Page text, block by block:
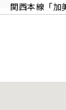
関西本線 「加